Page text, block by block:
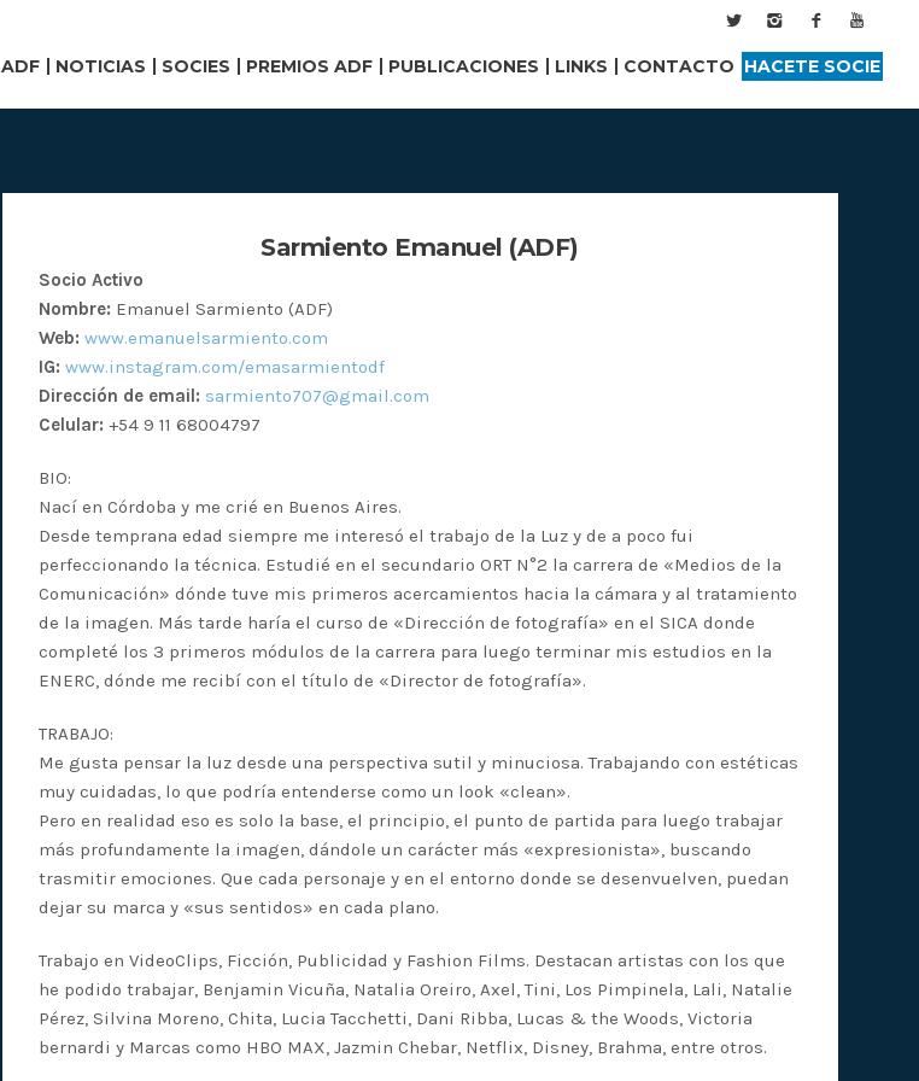
ADF NOTICIAS SOCIES PREMIOS ADF PUBLICACIONES LINKS CONTACTO HACETE SOCIE
Sarmiento Emanuel (ADF)
Socio Activo
Nombre: Emanuel Sarmiento (ADF)
Web: www.emanuelsarmiento.com
IG: www.instagram.com/emasarmientodf
Dirección de email: sarmiento707@gmail.com
Celular: +54 9 11 68004797
BIO:
Nací en Córdoba y me crié en Buenos Aires.
Desde temprana edad siempre me interesó el trabajo de la Luz y de a poco fui
perfeccionando la técnica. Estudié en el secundario ORT N°2 la carrera de «Medios de la
Comunicación» dónde tuve mis primeros acercamientos hacia la cámara y al tratamiento
de la imagen. Más tarde haría el curso de «Dirección de fotografía» en el SICA donde
completé los 3 primeros módulos de la carrera para luego terminar mis estudios en la
ENERC, dónde me recibí con el título de «Director de fotografía».
TRABAJO:
Me gusta pensar la luz desde una perspectiva sutil y minuciosa. Trabajando con estéticas
muy cuidadas, lo que podría entenderse como un look «clean».
Pero en realidad eso es solo la base, el principio, el punto de partida para luego trabajar
más profundamente la imagen, dándole un carácter más «expresionista», buscando
trasmitir emociones. Que cada personaje y en el entorno donde se desenvuelven, puedan
dejar su marca y «sus sentidos» en cada plano.
Trabajo en VideoClips, Ficción, Publicidad y Fashion Films. Destacan artistas con los que
he podido trabajar, Benjamin Vicuña, Natalia Oreiro, Axel, Tini, Los Pimpinela, Lali, Natalie
Pérez, Silvina Moreno, Chita, Lucia Tacchetti, Dani Ribba, Lucas & the Woods, Victoria
bernardi y Marcas como HBO MAX, Jazmin Chebar, Netflix, Disney, Brahma, entre otros.